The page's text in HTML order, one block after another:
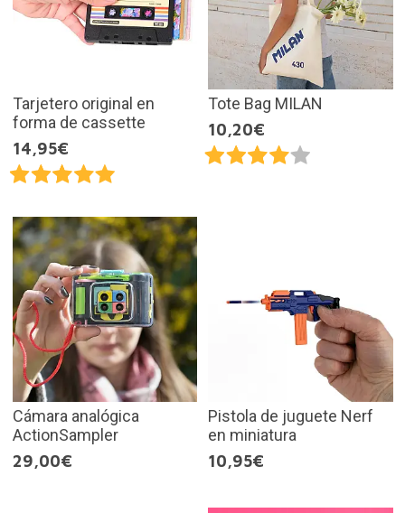
Tarjetero original en
forma de cassette
14,95€
Tote Bag MILAN
10,20€
Cámara analógica
ActionSampler
29,00€
Pistola de juguete Nerf
en miniatura
10,95€